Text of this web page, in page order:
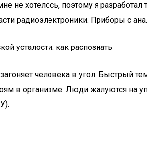
не хотелось, поэтому я
радиоэлектроники. Приборы с
усталости: как распознать
человека в угол. Быстрый
в организме. Люди жалуются на